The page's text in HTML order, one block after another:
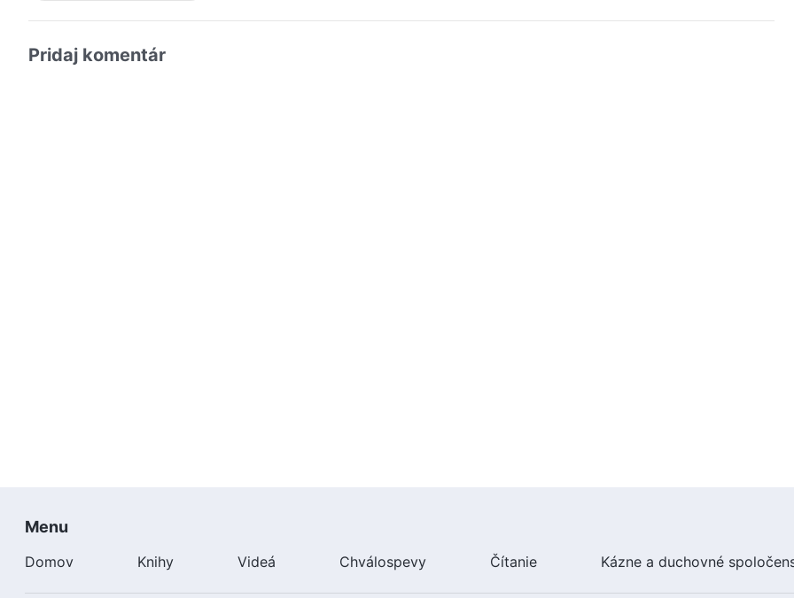
Pridaj komentár
Menu
Domov Knihy Videá Chválospevy Čítanie Kázne a duchovné